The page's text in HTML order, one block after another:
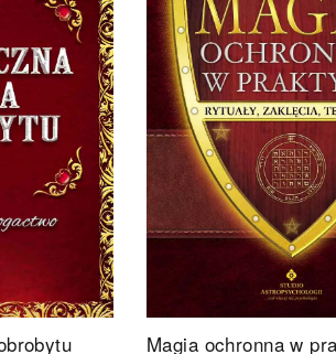
Magia ochronna w